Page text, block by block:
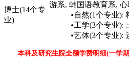
博士(14个专
业)
游系, 韩国语教育系,
•自然(1个专业): 料
•工学(3个专业): 土
•艺体(3个专业): 运
本科及研究生院全额学费明细(一学